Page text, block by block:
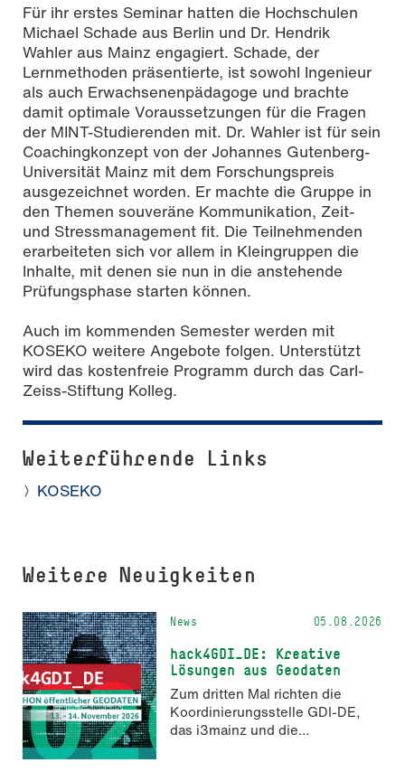
Für ihr erstes Seminar hatten die Hochschulen
Michael Schade aus Berlin und Dr. Hendrik
Wahler aus Mainz engagiert. Schade, der
Lernmethoden präsentierte, ist sowohl Ingenieur
als auch Erwachsenenpädagoge und brachte
damit optimale Voraussetzungen für die Fragen
der MINT-Studierenden mit. Dr. Wahler ist für sein
Coachingkonzept von der Johannes Gutenberg-
Universität Mainz mit dem Forschungspreis
ausgezeichnet worden. Er machte die Gruppe in
den Themen souveräne Kommunikation, Zeit-
und Stressmanagement fit. Die Teilnehmenden
erarbeiteten sich vor allem in Kleingruppen die
Inhalte, mit denen sie nun in die anstehende
Prüfungsphase starten können.
Auch im kommenden Semester werden mit
KOSEKO weitere Angebote folgen. Unterstützt
wird das kostenfreie Programm durch das Carl-
Zeiss-Stiftung Kolleg.
Weiterführende Links
KOSEKO
Weitere Neuigkeiten
News 05.08.2026
hack4GDI_DE: Kreative
Lösungen aus Geodaten
Zum dritten Mal richten die
Koordinierungsstelle GDI-DE,
das i3mainz und die